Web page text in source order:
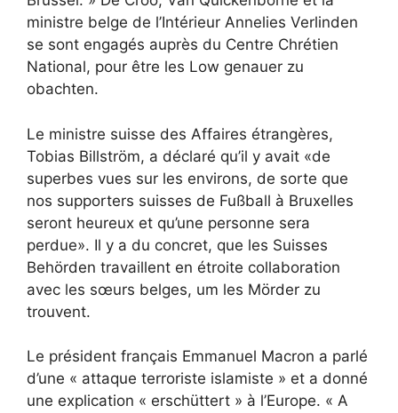
ministre belge de l’Intérieur Annelies Verlinden
se sont engagés auprès du Centre Chrétien
National, pour être les Low genauer zu
obachten.
Le ministre suisse des Affaires étrangères,
Tobias Billström, a déclaré qu’il y avait «de
superbes vues sur les environs, de sorte que
nos supporters suisses de Fußball à Bruxelles
seront heureux et qu’une personne sera
perdue». Il y a du concret, que les Suisses
Behörden travaillent en étroite collaboration
avec les sœurs belges, um les Mörder zu
trouvent.
Le président français Emmanuel Macron a parlé
d’une « attaque terroriste islamiste » et a donné
une explication « erschüttert » à l’Europe. « A